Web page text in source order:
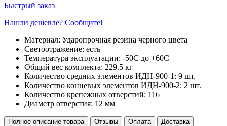
Быстрый заказ
Нашли дешевле? Сообщите!
Материал: Ударопрочная резина черного цвета
Светоотражение: есть
Температура эксплуатации: -50С до +60С
Общий вес комплекта: 229.5 кг
Количество средних элементов ИДН-900-1: 9 шт.
Количество концевых элементов ИДН-900-2: 2 шт.
Количество крепежных отверстий: 116
Диаметр отверстия: 12 мм
Полное описание товара Отзывы Оплата
Доставка